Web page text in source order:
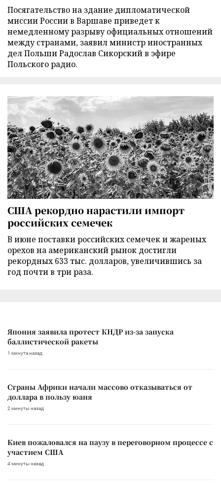
Посягательство на здание дипломатической
миссии России в Варшаве приведет к
немедленному разрыву официальных отношений
между странами, заявил министр иностранных
дел Польши Радослав Сикорский в эфире
Польского радио.
США рекордно нарастили импорт
российских семечек
В июне поставки российских семечек и жареных
орехов на американский рынок достигли
рекордных 633 тыс. долларов, увеличившись за
год почти в три раза.
Япония заявила протест КНДР из-за запуска
баллистической ракеты
1 минута назад
Страны Африки начали массово отказываться от
доллара в пользу юаня
2 минуты назад
Киев пожаловался на паузу в переговорном процессе с
участием США
4 минуты назад